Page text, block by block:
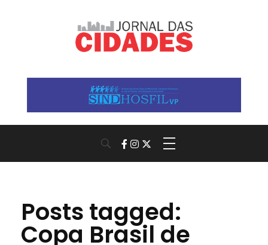
Posts tagged:
Copa Brasil de